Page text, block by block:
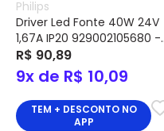
Philips
Driver Led Fonte 40W 24V
1,67A IP20 929002105680 -
Philips
R$ 90,89
9x de R$ 10,09
TEM + DESCONTO NO
APP